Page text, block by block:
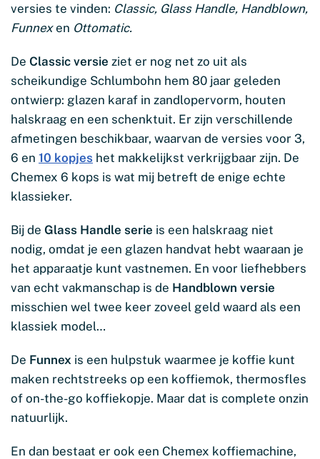
versies te vinden: Classic, Glass Handle, Handblown,
Funnexen Ottomatic.
De Classic versie ziet er nog net zo uit als
scheikundige Schlumbohn hem 80 jaar geleden
ontwierp: glazen karaf in zandlopervorm, houten
halskraag en een schenktuit. Er zijn verschillende
afmetingen beschikbaar, waarvan de versies voor 3,
6 en 10 kopjes het makkelijkst verkrijgbaar zijn. De
Chemex 6 kops is wat mij betreft de enige echte
klassieker.
Bij de Glass Handle serie is een halskraag niet
nodig, omdat je een glazen handvat hebt waaraan je
het apparaatje kunt vastnemen. En voor liefhebbers
van echt vakmanschap is de Handblown versie
misschien wel twee keer zoveel geld waard als een
klassiek model…
De Funnex is een hulpstuk waarmee je koffie kunt
maken rechtstreeks op een koffiemok, thermosfles
of on-the-go koffiekopje. Maar dat is complete onzin
natuurlijk.
En dan bestaat er ook een Chemex koffiemachine,